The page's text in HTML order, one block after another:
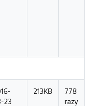
23
213KB
778
razy